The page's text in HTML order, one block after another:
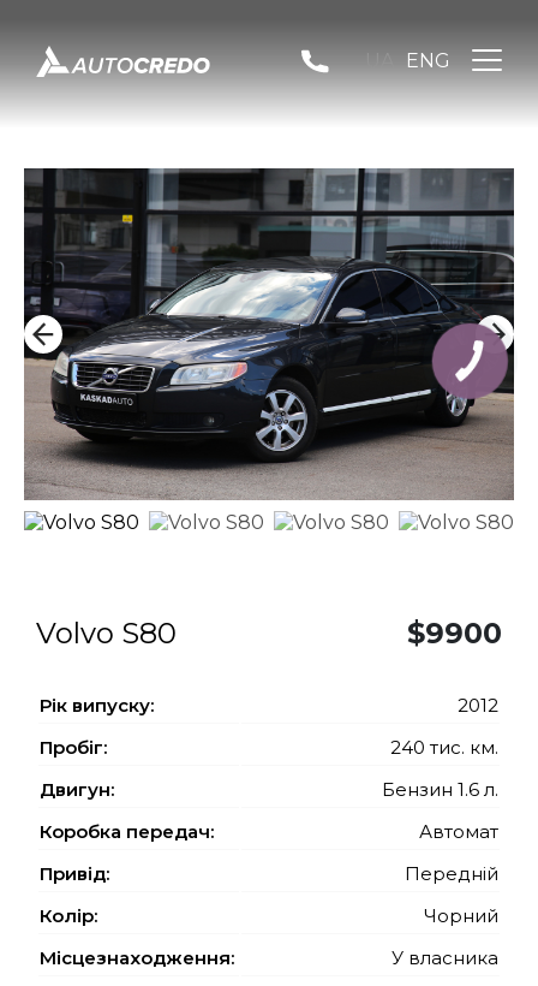
ENG
Volvo S80 $9900
Рiк випуску:
2012
Пробіг:
240 тис. км.
Двигун:
Бензин 1.6 л.
Коробка передач:
Автомат
Привід:
Передній
Колір:
Чорний
Місцезнаходження:
У власника
КНОПКА
ЗВ'ЯЗКУ